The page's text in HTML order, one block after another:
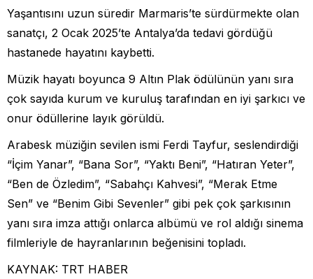
Yaşantısını uzun süredir Marmaris’te sürdürmekte olan
sanatçı, 2 Ocak 2025’te Antalya’da tedavi gördüğü
hastanede hayatını kaybetti.
Müzik hayatı boyunca 9 Altın Plak ödülünün yanı sıra
çok sayıda kurum ve kuruluş tarafından en iyi şarkıcı ve
onur ödüllerine layık görüldü.
Arabesk müziğin sevilen ismi Ferdi Tayfur, seslendirdiği
“İçim Yanar”, “Bana Sor”, “Yaktı Beni”, “Hatıran Yeter”,
“Ben de Özledim”, “Sabahçı Kahvesi”, “Merak Etme
Sen” ve “Benim Gibi Sevenler” gibi pek çok şarkısının
yanı sıra imza attığı onlarca albümü ve rol aldığı sinema
filmleriyle de hayranlarının beğenisini topladı.
KAYNAK: TRT HABER